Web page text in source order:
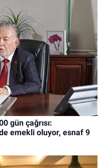
gün çağrısı:
emekli oluyor, esnaf 9